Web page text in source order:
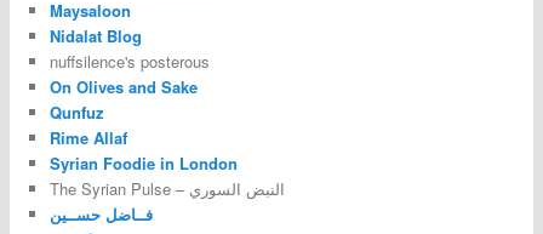
Maysaloon
Nidalat Blog
nuffsilence's posterous
On Olives and Sake
Qunfuz
Rime Allaf
Syrian Foodie in London
The Syrian Pulse – النبض السوري
فــاضل حســين